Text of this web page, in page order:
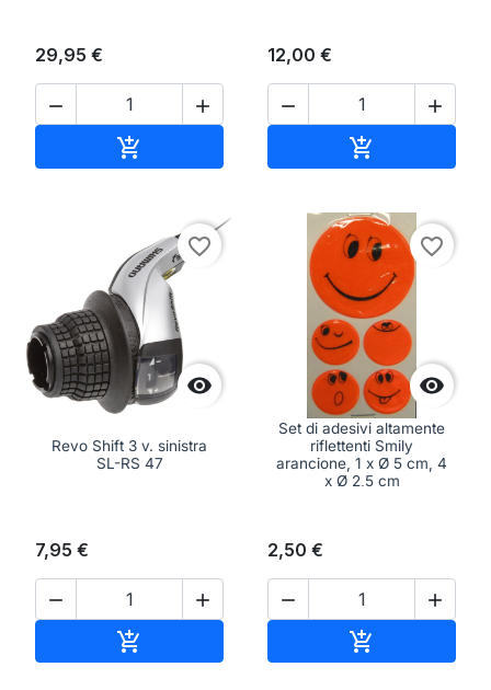
29,95 €
 

12,00 €
 


favorite_border
Revo Shift 3 v. sinistra
SL-RS 47
7,95 €
 


favorite_border
Set di adesivi altamente
riflettenti Smily
arancione, 1 x Ø 5 cm, 4
x Ø 2,5 cm
2,50 €
 
